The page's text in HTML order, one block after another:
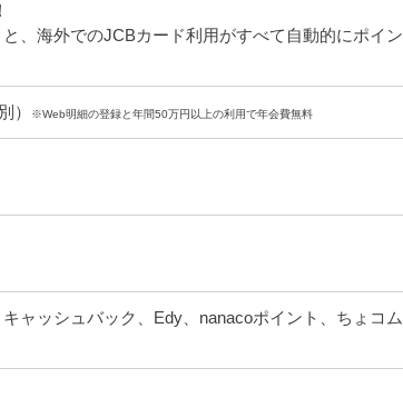
、海外でのJCBカード利用がすべて自動的にポイン
） ※Web明細の登録と年間50万円以上の利用で年会費無料
ャッシュバック、Edy、nanacoポイント、ちょコム